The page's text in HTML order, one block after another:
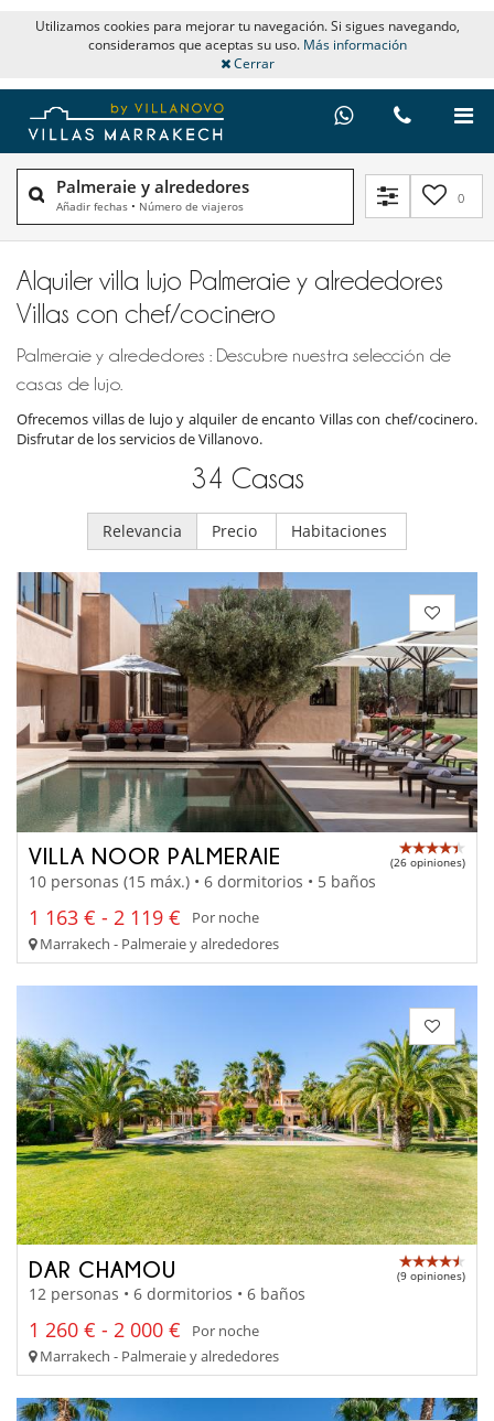
Utilizamos cookies para mejorar tu navegación. Si sigues navegando,
consideramos que aceptas su uso. Más información
Cerrar
Palmeraie y alrededores
Añadir fechas • Número de viajeros 0
Alquiler villa lujo Palmeraie y alrededores
Villas con chef/cocinero
Palmeraie y alrededores : Descubre nuestra selección de
casas de lujo.
Ofrecemos villas de lujo y alquiler de encanto Villas con chef/cocinero.
Disfrutar de los servicios de Villanovo.
34 Casas
Relevancia Precio Habitaciones
VILLA NOOR PALMERAIE (26 opiniones)
10 personas (15 máx.) • 6 dormitorios • 5 baños
1 163 € - 2 119 €
Por noche
Marrakech - Palmeraie y alrededores
DAR CHAMOU (9 opiniones)
12 personas • 6 dormitorios • 6 baños
1 260 € - 2 000 €
Por noche
Marrakech - Palmeraie y alrededores